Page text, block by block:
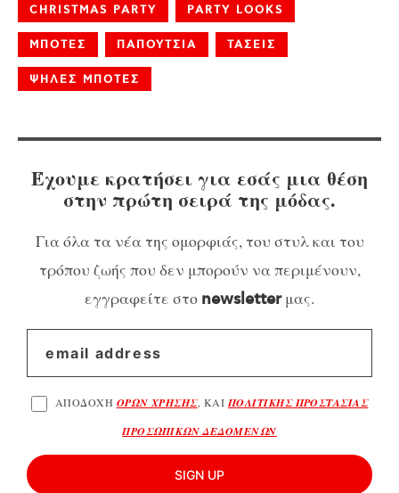
CHRISTMAS PARTY PARTY LOOKS
ΜΠΟΤΕΣ ΠΑΠΟΥΤΣΙΑ ΤΑΣΕΙΣ
ΨΗΛΕΣ ΜΠΟΤΕΣ
Έχουμε κρατήσει για εσάς μια θέση
στην πρώτη σειρά της μόδας.
Για όλα τα νέα της ομορφιάς, του στυλ και του
τρόπου ζωής που δεν μπορούν να περιμένουν,
εγγραφείτε στο newsletterμας.
ΑΠΟΔΟΧΗ ΟΡΩΝ ΧΡΗΣΗΣ, ΚΑΙ ΠΟΛΙΤΙΚΗΣ ΠΡΟΣΤΑΣΙΑΣ
ΠΡΟΣΩΠΙΚΩΝ ΔΕΔΟΜΕΝΩΝ
SIGN UP